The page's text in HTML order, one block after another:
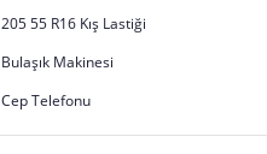
205 55 R16 Kış Lastiği
Bulaşık Makinesi
Cep Telefonu